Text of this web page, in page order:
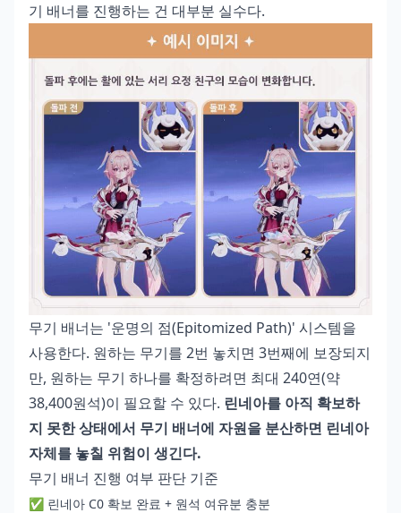
기 배너를 진행하는 건 대부분 실수다.
무기 배너는 '운명의 점(Epitomized Path)' 시스템을
사용한다. 원하는 무기를 2번 놓치면 3번째에 보장되지
만, 원하는 무기 하나를 확정하려면 최대 240연(약
38,400원석)이 필요할 수 있다. 린네아를 아직 확보하
지 못한 상태에서 무기 배너에 자원을 분산하면 린네아
자체를 놓칠 위험이 생긴다.
무기 배너 진행 여부 판단 기준
✅ 린네아 C0 확보 완료 + 원석 여유분 충분